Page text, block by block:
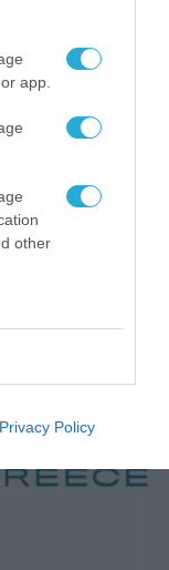
app.
other
Privacy Policy
– 1